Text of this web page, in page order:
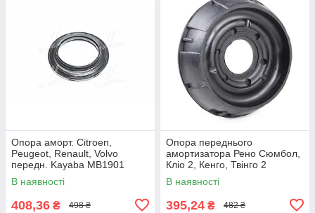
Опора аморт. Citroen,
Peugeot, Renault, Volvo
передн. Kayaba MB1901
В наявності
408,36 ₴ 498 ₴
Опора переднього
амортизатора Рено Сюмбол,
Кліо 2, Кенго, Твінго 2
(7700829529) Febi Bilstein
10823
В наявності
395,24 ₴ 482 ₴